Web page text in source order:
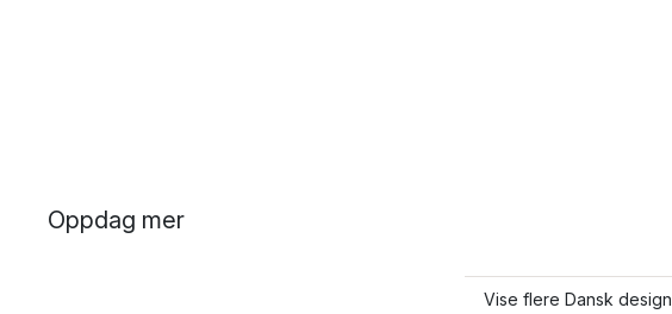
Oppdag mer
Vise flere Dansk design